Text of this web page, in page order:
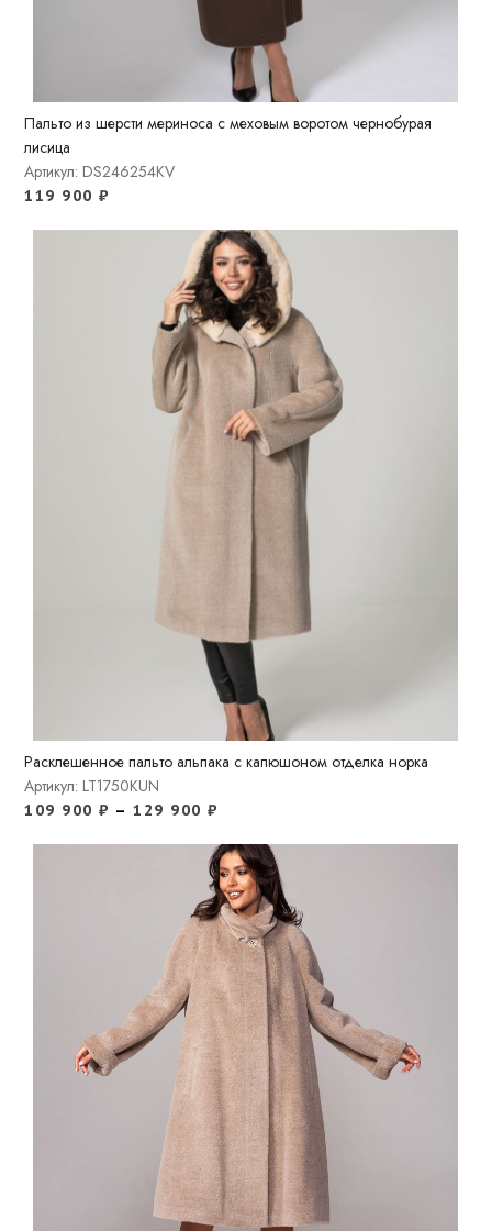
Пальто из шерсти мериноса с меховым воротом чернобурая
лисица
Артикул: DS246254KV
119 900₽
Расклешенное пальто альпака с капюшоном отделка норка
Артикул: LT1750KUN
109 900₽ – 129 900₽